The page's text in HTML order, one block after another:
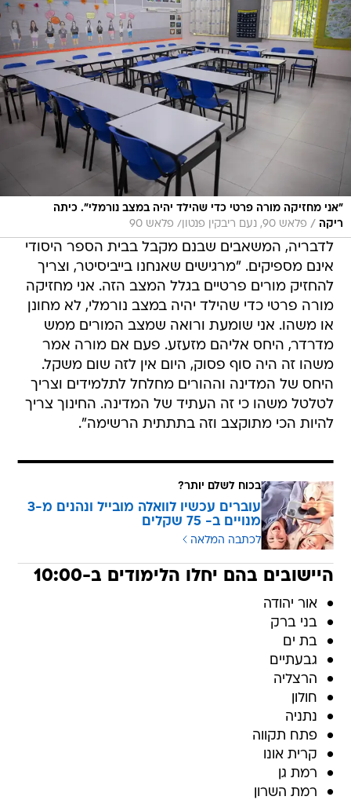
"אני מחזיקה מורה פרטי כדי שהילד יהיה במצב נורמלי". כיתה
ריקה / פלאש 90, נעם ריבקין פנטון/ פלאש 90
לדבריה, המשאבים שבנם מקבל בבית הספר היסודי
אינם מספיקים. "מרגישים שאנחנו בייביסיטר, וצריך
להחזיק מורים פרטיים בגלל המצב הזה. אני מחזיקה
מורה פרטי כדי שהילד יהיה במצב נורמלי, לא מחונן
או משהו. אני שומעת ורואה שמצב המורים ממש
מדרדר, היחס אליהם מזעזע. פעם אם מורה אמר
משהו זה היה סוף פסוק, היום אין לזה שום משקל.
היחס של המדינה וההורים מחלחל לתלמידים וצריך
לטלטל משהו כי זה העתיד של המדינה. החינוך צריך
להיות הכי מתוקצב וזה בתתתית הרשימה".
בכוח לשלם יותר?
עוברים עכשיו לוואלה מובייל ונהנים מ-3
מנויים ב- 75 שקלים
לכתבה המלאה
היישובים בהם יחלו הלימודים ב-10:00
אור יהודה
בני ברק
בת ים
גבעתיים
הרצליה
חולון
נתניה
פתח תקווה
קרית אונו
רמת גן
רמת השרון